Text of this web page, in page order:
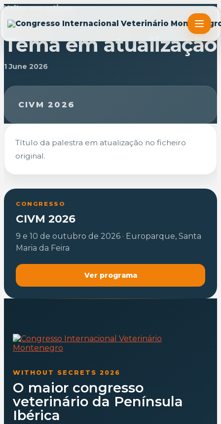
Voltar aos artigos
ARTIGO
Tema em atualização
1 June 2026
CIVM 2026
Título da palestra em atualização no ficheiro
original.
CONGRESSO
CIVM 2026
9 e 10 de outubro de 2026 · Europarque, Santa
Maria da Feira
Ver programa
WITHOUT SECRETS 2026
O maior congresso
veterinário da Península
Ibérica